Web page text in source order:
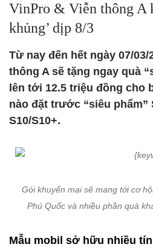
VinPro & Viễn thông A
khủng’ dịp 8/3
Từ nay đến hết ngày 07/03/
thông A sẽ tặng ngay quà
lên tới 12.5 triệu đồng cho
nào đặt trước “siêu phẩm”
S10/S10+.
Gói khuyến mại sẽ mang tới cơ
Phú Quốc và nhiều phần quà
Mẫu mobil sở hữu nhiều